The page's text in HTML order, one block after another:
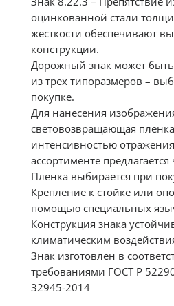
оцинкованной стали
жесткости обеспечивают
конструкции.
Дорожный знак может
из трех типоразмеров –
покупке.
Для нанесения
световозвращающая
интенсивностью
ассортименте
Пленка выбирается при
Крепление к стойке или
помощью специальных
Конструкция знака
климатическим
Знак изготовлен в
требованиями ГОСТ Р
32945-2014